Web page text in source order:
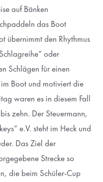
adipiscing
Aenean massa. Cum
dis parturient montes,
felis, ultricies nec.
auf Bänken
das Boot
übernimmt den Rhythmus
oder
Schlägen für einen
Boot und motiviert die
waren es in diesem Fall
zehn. Der Steuermann,
e.V. steht im Heck und
Das Ziel der
Strecke so
die beim Schüler-Cup